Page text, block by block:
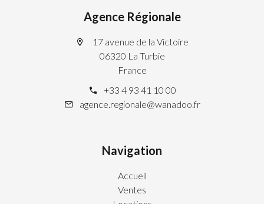
Agence Régionale
17 avenue de la Victoire
06320 La Turbie
France
+33 4 93 41 10 00
agence.regionale@wanadoo.fr
Navigation
Accueil
Ventes